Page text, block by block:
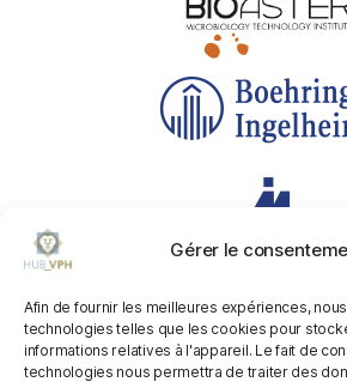
Gérer le
Afin de fournir les meilleures expériences,
technologies telles que les cookies pour
informations relatives à l'appareil. Le fait de
technologies nous permettra de traiter des